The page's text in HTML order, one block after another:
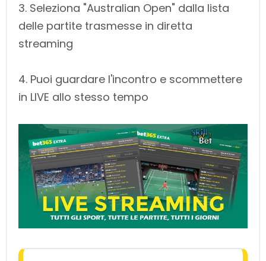
3. Seleziona "Australian Open" dalla lista
delle partite trasmesse in diretta
streaming
4. Puoi guardare l'incontro e scommettere
in LIVE allo stesso tempo